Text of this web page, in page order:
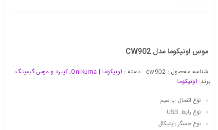
موس اونیکوما مدل CW902
شناسه محصول : cw902 دسته : اونیکوما | Onikuma ,کیبرد و موس گیمینگ
برند: اونیکوما
نوع اتصال :با سیم
نوع رابط :USB
نوع حسگر :اپتیکال